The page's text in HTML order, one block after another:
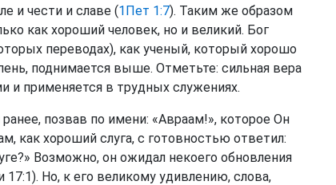
и чести и славе (1Пет 1:7). Таким же образом
как хороший человек, но и великий. Бог
переводах), как ученый, который хорошо
поднимается выше. Отметьте: сильная вера
применяется в трудных служениях.
позвав по имени: «Авраам!», которое Он
как хороший слуга, с готовностью ответил:
Возможно, он ожидал некоего обновления
17:1). Но, к его великому удивлению, слова,